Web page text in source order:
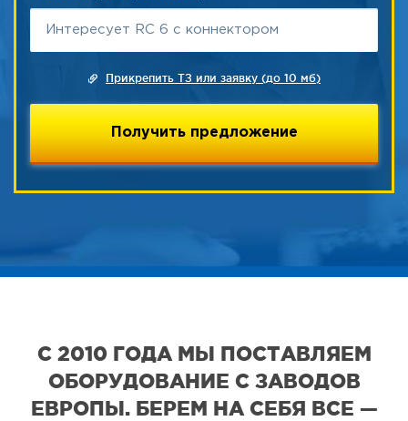
Прикрепить ТЗ или заявку (до 10 мб)
С 2010 ГОДА МЫ ПОСТАВЛЯЕМ
ОБОРУДОВАНИЕ С ЗАВОДОВ
ЕВРОПЫ. БЕРЕМ НА СЕБЯ ВСЕ —